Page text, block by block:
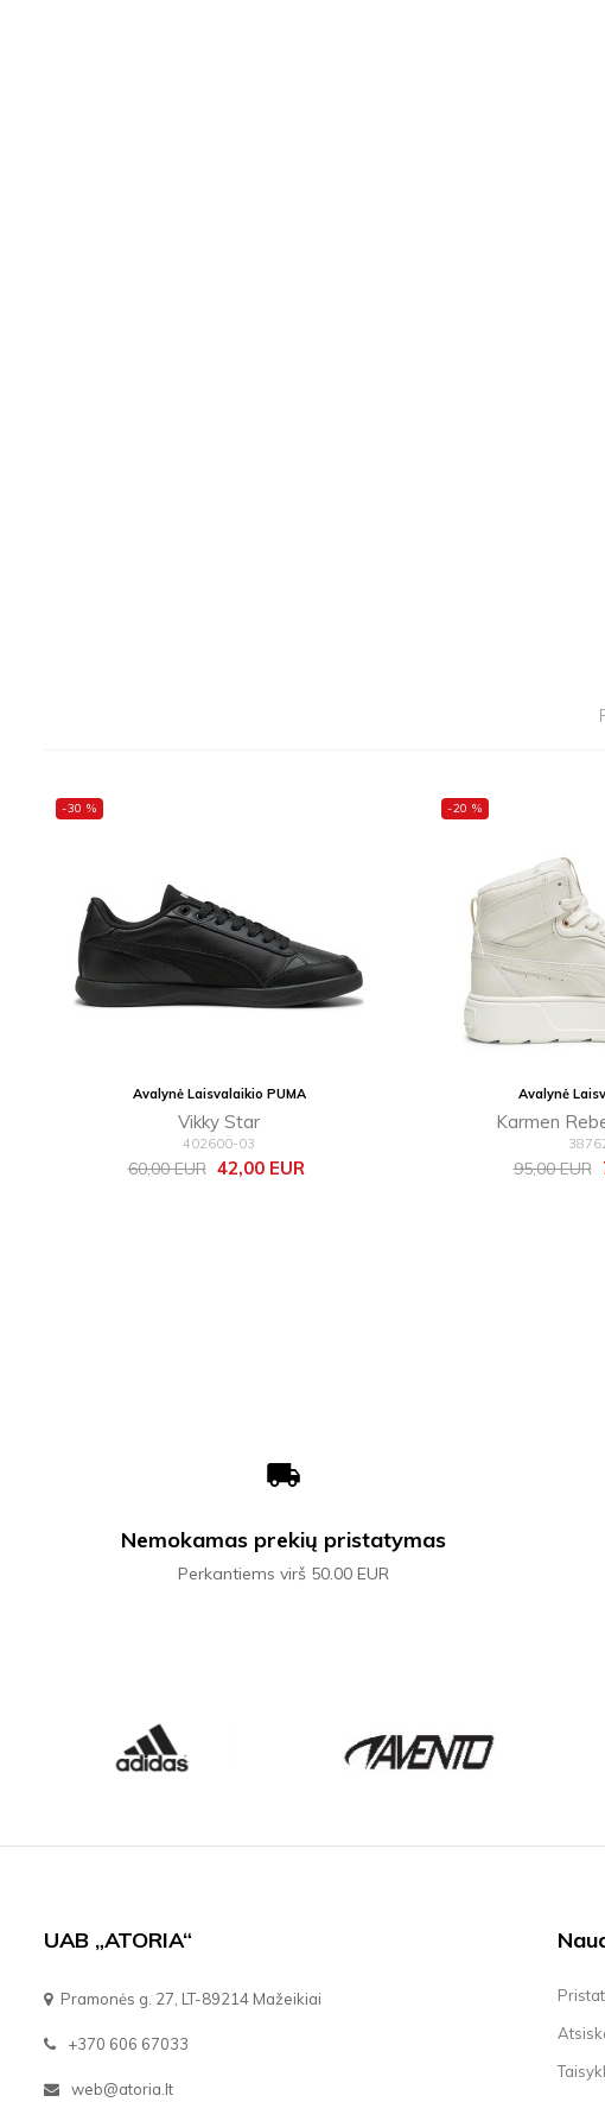
-30 %
Avalynė Laisvalaikio PUMA
Vikky Star
402600-03
Bazinė
60,00 EUR Kaina
42,00 EUR
-20 %
Avalynė
Karmen
Bazinė
95,00 EUR
local_shipping
Nemokamas prekių pristatymas
Perkantiems virš 50.00 EUR
UAB „ATORIA“
Pramonės g. 27, LT-89214 Mažeikiai
+370 606 67033
web@atoria.lt